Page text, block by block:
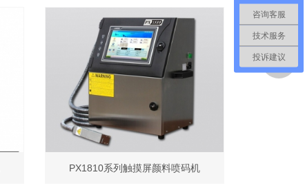
PX1810系列触摸屏颜料喷码机
咨询客服
技术服务
投诉建议